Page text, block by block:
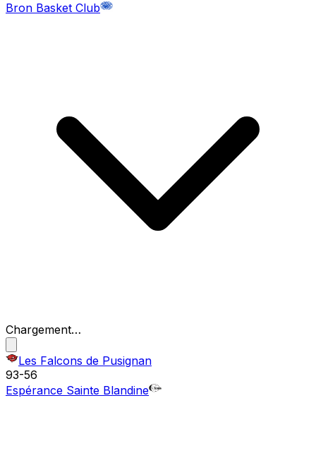
Bron Basket Club
Chargement…
Les Falcons de Pusignan
93-56
Espérance Sainte Blandine